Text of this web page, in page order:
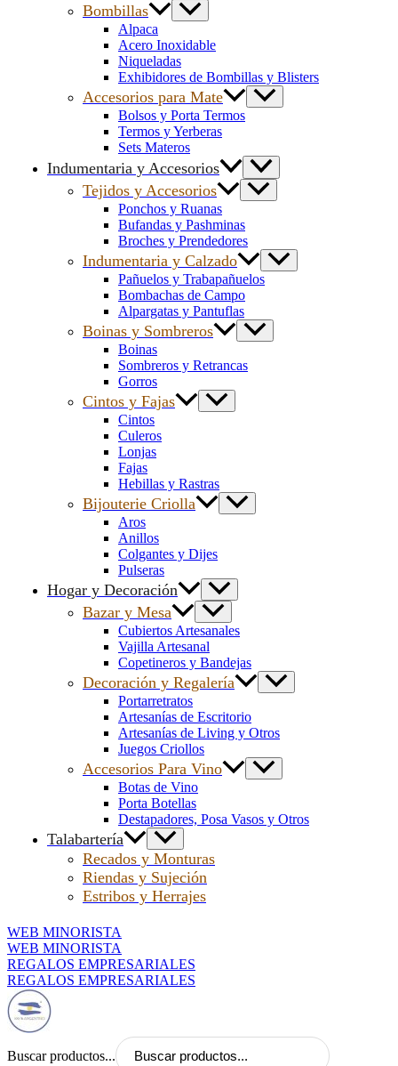
Bombillas
Alpaca
Acero Inoxidable
Niqueladas
Exhibidores de Bombillas y Blisters
Accesorios para Mate
Bolsos y Porta Termos
Termos y Yerberas
Sets Materos
Indumentaria y Accesorios
Tejidos y Accesorios
Ponchos y Ruanas
Bufandas y Pashminas
Broches y Prendedores
Indumentaria y Calzado
Pañuelos y Trabapañuelos
Bombachas de Campo
Alpargatas y Pantuflas
Boinas y Sombreros
Boinas
Sombreros y Retrancas
Gorros
Cintos y Fajas
Cintos
Culeros
Lonjas
Fajas
Hebillas y Rastras
Bijouterie Criolla
Aros
Anillos
Colgantes y Dijes
Pulseras
Hogar y Decoración
Bazar y Mesa
Cubiertos Artesanales
Vajilla Artesanal
Copetineros y Bandejas
Decoración y Regalería
Portarretratos
Artesanías de Escritorio
Artesanías de Living y Otros
Juegos Criollos
Accesorios Para Vino
Botas de Vino
Porta Botellas
Destapadores, Posa Vasos y Otros
Talabartería
Recados y Monturas
Riendas y Sujeción
Estribos y Herrajes
WEB MINORISTA
WEB MINORISTA
REGALOS EMPRESARIALES
REGALOS EMPRESARIALES
Buscar productos...